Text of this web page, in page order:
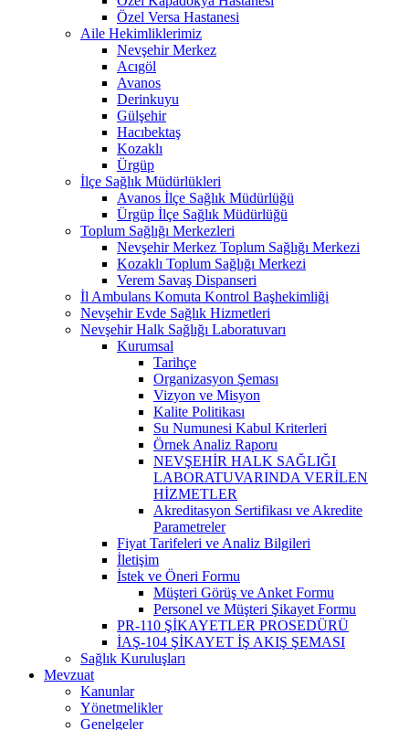
Özel Versa Hastanesi
Aile Hekimliklerimiz
Nevşehir Merkez
Acıgöl
Avanos
Derinkuyu
Gülşehir
Hacıbektaş
Kozaklı
Ürgüp
İlçe Sağlık Müdürlükleri
Avanos İlçe Sağlık Müdürlüğü
Ürgüp İlçe Sağlık Müdürlüğü
Toplum Sağlığı Merkezleri
Nevşehir Merkez Toplum Sağlığı Merkezi
Kozaklı Toplum Sağlığı Merkezi
Verem Savaş Dispanseri
İl Ambulans Komuta Kontrol Başhekimliği
Nevşehir Evde Sağlık Hizmetleri
Nevşehir Halk Sağlığı Laboratuvarı
Kurumsal
Tarihçe
Organizasyon Şeması
Vizyon ve Misyon
Kalite Politikası
Su Numunesi Kabul Kriterleri
Örnek Analiz Raporu
NEVŞEHİR HALK SAĞLIĞI
LABORATUVARINDA VERİLEN
HİZMETLER
Akreditasyon Sertifikası ve Akredite
Parametreler
Fiyat Tarifeleri ve Analiz Bilgileri
İletişim
İstek ve Öneri Formu
Müşteri Görüş ve Anket Formu
Personel ve Müşteri Şikayet Formu
PR-110 ŞİKAYETLER PROSEDÜRÜ
İAŞ-104 ŞİKAYET İŞ AKIŞ ŞEMASI
Sağlık Kuruluşları
Mevzuat
Kanunlar
Yönetmelikler
Genelgeler